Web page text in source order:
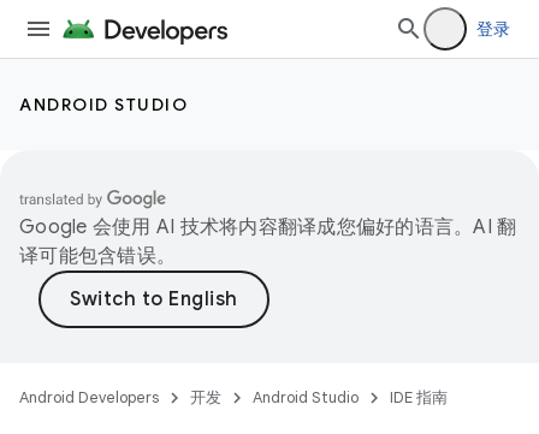
登录
ANDROID STUDIO
Google 会使用 AI 技术将内容翻译成您偏好的语言。AI 翻
译可能包含错误。
Android Developers 开发 Android Studio IDE 指南